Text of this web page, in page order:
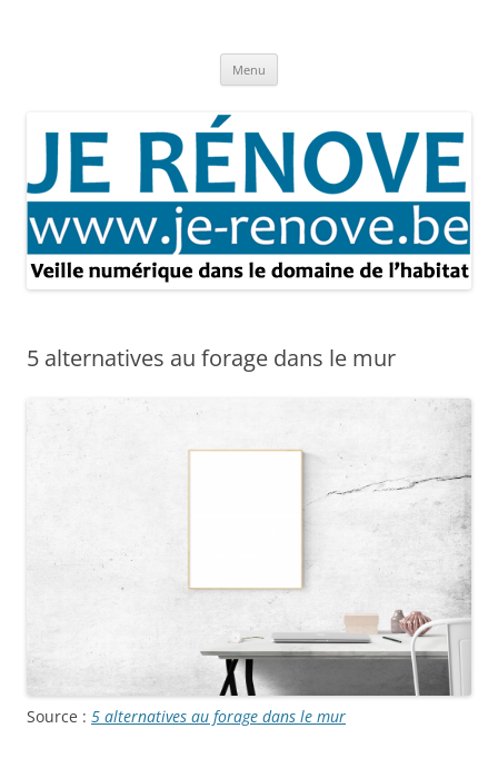
Menu
5 alternatives au forage dans le mur
Source : 5 alternatives au forage dans le mur